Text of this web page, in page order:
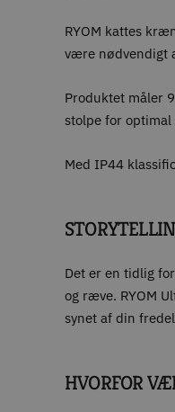
RYOM kattes
være nødvendigt
Produktet måler
stolpe for
Med IP44
Det er en tidlig
og ræve. RYOM
synet af din
HVORFOR